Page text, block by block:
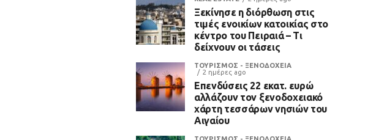
Ξεκίνησε η διόρθωση στις
τιμές ενοικίων κατοικίας στο
κέντρο του Πειραιά – Τι
δείχνουν οι τάσεις
ΤΟΥΡΙΣΜΟΣ - ΞΕΝΟΔΟΧΕΙΑ
2 ημέρες ago
Επενδύσεις 22 εκατ. ευρώ
αλλάζουν τον ξενοδοχειακό
χάρτη τεσσάρων νησιών του
Αιγαίου